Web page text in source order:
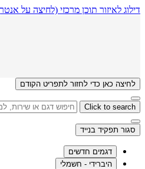
דילוג לאיזור תוכן מרכזי (לחיצה על
לחיצה כאן כדי לחזור לתפריט הקודם
Click to search
סגור תפקיד בנייד
דגמים חדשים
היברידי - חשמלי